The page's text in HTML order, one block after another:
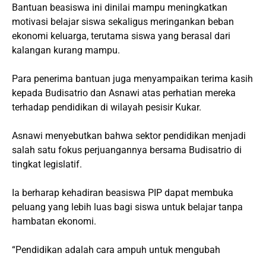
Bantuan beasiswa ini dinilai mampu meningkatkan
motivasi belajar siswa sekaligus meringankan beban
ekonomi keluarga, terutama siswa yang berasal dari
kalangan kurang mampu.
Para penerima bantuan juga menyampaikan terima kasih
kepada Budisatrio dan Asnawi atas perhatian mereka
terhadap pendidikan di wilayah pesisir Kukar.
Asnawi menyebutkan bahwa sektor pendidikan menjadi
salah satu fokus perjuangannya bersama Budisatrio di
tingkat legislatif.
Ia berharap kehadiran beasiswa PIP dapat membuka
peluang yang lebih luas bagi siswa untuk belajar tanpa
hambatan ekonomi.
“Pendidikan adalah cara ampuh untuk mengubah